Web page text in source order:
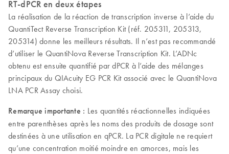
RT-dPCR en deux étapes
La réalisation de la réaction de transcription inverse à l’aide du
QuantiTect Reverse Transcription Kit (réf. 205311, 205313,
205314) donne les meilleurs résultats. Il n’est pas recommandé
d’utiliser le QuantiNova Reverse Transcription Kit. L’ADNc
obtenu est ensuite quantifié par dPCR à l’aide des mélanges
principaux du QIAcuity EG PCR Kit associé avec le QuantiNova
LNA PCR Assay choisi.
Remarque importante : Les quantités réactionnelles indiquées
entre parenthèses après les noms des produits de dosage sont
destinées à une utilisation en qPCR. La PCR digitale ne requiert
qu’une concentration moitié moindre en amorces, mais les